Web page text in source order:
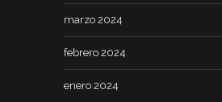
marzo 2024
febrero 2024
enero 2024